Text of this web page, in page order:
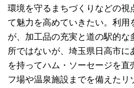
環境を守るまちづくりなどの視
て魅力を高めていきたい。利用
が、加工品の充実と道の駅的な
所ではないが、埼玉県日高市に
を持ってハム・ソーセージを直
フ場や温泉施設までを備えたリ